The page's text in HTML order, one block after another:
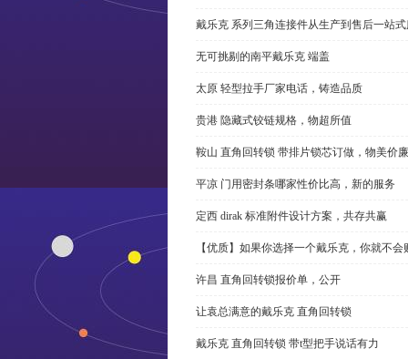
戴乐克 系列三角连接件从生产到售后一站
无可挑剔的南平戴乐克 端盖
太原 轻型拉手厂家电话，铸造品质
贵港 隐藏式铰链规格，物超所值
鞍山 直角回转锁 带排片锁芯订做，物美价廉
平凉 门用密封条哪家性价比高，新的服务
定西 dirak 标准附件设计方案，共存共赢
【优质】如果你选择一个戴乐克，你就不
许昌 直角回转锁报价单，公开
让袁总满意的戴乐克 直角回转锁
戴乐克 直角回转锁 带t型把手说话有力